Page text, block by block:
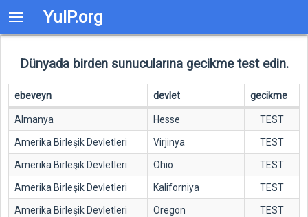
YuIP.org
Dünyada birden sunucularına gecikme test edin.
ebeveyn devlet gecikme
Almanya Hesse TEST
Amerika Birleşik Devletleri Virjinya TEST
Amerika Birleşik Devletleri Ohio TEST
Amerika Birleşik Devletleri Kaliforniya TEST
Amerika Birleşik Devletleri Oregon TEST